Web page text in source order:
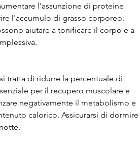
l'assunzione di proteine
l'accumulo di grasso corporeo.
aiutare a tonificare il corpo e a
tratta di ridurre la percentuale di
per il recupero muscolare e
negativamente il metabolismo e
calorico. Assicurarsi di dormire